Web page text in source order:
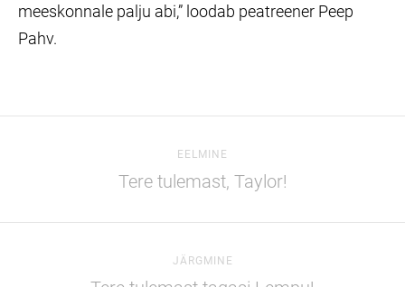
meeskonnale palju abi,” loodab peatreener Peep
Pahv.
EELMINE
Tere tulemast, Taylor!
JÄRGMINE